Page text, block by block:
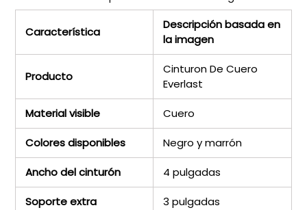
Característica
Descripción basada en
la imagen
Producto
Cinturon De Cuero
Everlast
Material visible Cuero
Colores disponibles Negro y marrón
Ancho del cinturón 4 pulgadas
Soporte extra 3 pulgadas